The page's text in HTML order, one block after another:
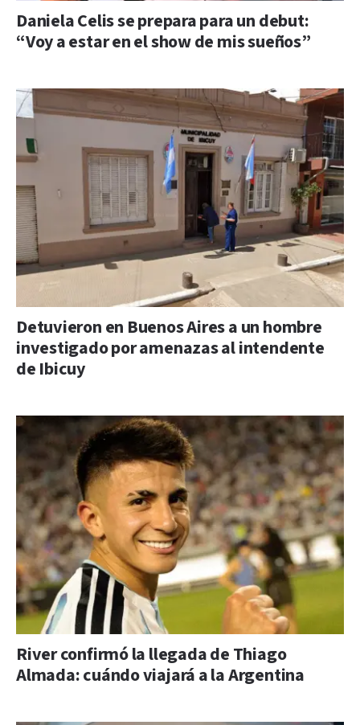
Daniela Celis se prepara para un debut:
“Voy a estar en el show de mis sueños”
Detuvieron en Buenos Aires a un hombre
investigado por amenazas al intendente
de Ibicuy
River confirmó la llegada de Thiago
Almada: cuándo viajará a la Argentina